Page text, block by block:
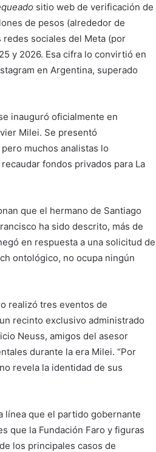
sitio web de verificación de
de pesos (alrededor de
sociales del Meta (por
y 2026. Esa cifra lo convirtió en
en Argentina, superado
inauguró oficialmente en
Milei. Se presentó
muchos analistas lo
fondos privados para La
que el hermano de Santiago
ha sido descrito, más de
en respuesta a una solicitud de
ontológico, no ocupa ningún
realizó tres eventos de
recinto exclusivo administrado
Neuss, amigos del asesor
durante la era Milei. “Por
revela la identidad de sus
línea que el partido gobernante
que la Fundación Faro y figuras
los principales casos de